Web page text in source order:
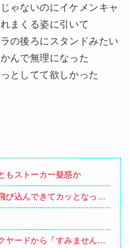
ゃないのにイケメンキャ
まくる姿に引いて
の後ろにスタンドみたい
んで無理になった
としてて欲しかった
もストーカー疑惑か
び込んできてカッとなった
犬の散歩でも行きやが
か！」→ すると・・・
ヤードから「すみません、